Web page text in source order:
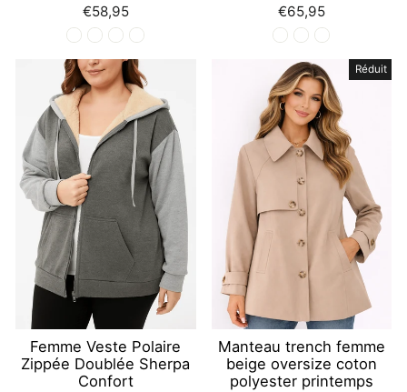
€58,95 €65,95
Femme Veste Polaire
Zippée Doublée Sherpa
Confort
Réduit
Manteau trench femme
beige oversize coton
polyester printemps